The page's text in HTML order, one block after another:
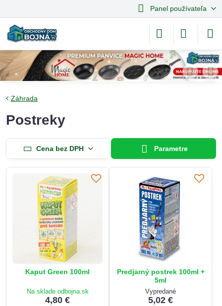
Panel používateľa
Záhrada
Postreky
Cena bez DPH Parametre
Kaput Green 100ml
Na sklade odbojna.sk
4,80 €
Predjarný postrek 100ml +
5ml
Vypredané
5,02 €